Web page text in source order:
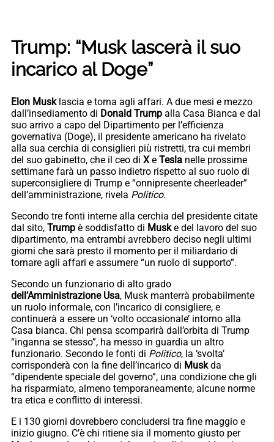
Trump: “Musk lascerà il suo
incarico al Doge”
Elon Musklascia e torna agli affari. A due mesi e mezzo
dall’insediamento di Donald Trump alla Casa Bianca e dal
suo arrivo a capo del Dipartimento per l’efficienza
governativa (Doge), il presidente americano ha rivelato
alla sua cerchia di consiglieri più ristretti, tra cui membri
del suo gabinetto, che il ceo di Xe Tesla nelle prossime
settimane farà un passo indietro rispetto al suo ruolo di
superconsigliere di Trump e “onnipresente cheerleader”
dell’amministrazione, rivela Politico.
Secondo tre fonti interne alla cerchia del presidente citate
dal sito, Trump è soddisfatto di Muske del lavoro del suo
dipartimento, ma entrambi avrebbero deciso negli ultimi
giorni che sarà presto il momento per il miliardario di
tornare agli affari e assumere “un ruolo di supporto”.
Secondo un funzionario di alto grado
dell’Amministrazione Usa, Musk manterrà probabilmente
un ruolo informale, con l’incarico di consigliere, e
continuerà a essere un ‘volto occasionale’ intorno alla
Casa bianca. Chi pensa scomparirà dall’orbita di Trump
“inganna se stesso”, ha messo in guardia un altro
funzionario. Secondo le fonti di Politico, la ‘svolta’
corrisponderà con la fine dell’incarico di Muskda
“dipendente speciale del governo”, una condizione che gli
ha risparmiato, almeno temporaneamente, alcune norme
tra etica e conflitto di interessi.
E i 130 giorni dovrebbero concludersi tra fine maggio e
inizio giugno. C’è chi ritiene sia il momento giusto per